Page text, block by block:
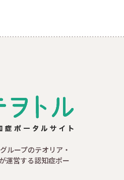
ループのテオリア・
運営する認知症ポー